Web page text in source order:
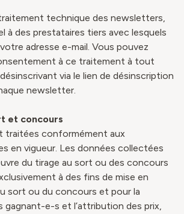
technique des newsletters,
à des prestataires tiers avec lesquels
adresse e-mail. Vous pouvez
à ce traitement à tout
via le lien de désinscription
newsletter.
et concours
traitées conformément aux
en vigueur. Les données collectées
du tirage au sort ou des concours
à des fins de mise en
sort ou du concours et pour la
gagnant-e-s et l’attribution des prix,